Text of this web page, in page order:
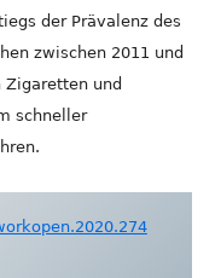
der Prävalenz des
zwischen 2011 und
Zigaretten und
schneller